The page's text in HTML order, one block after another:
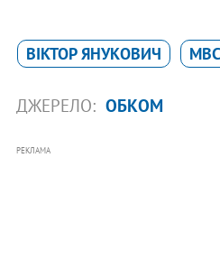
ВІКТОР ЯНУКОВИЧ МВС
ДЖЕРЕЛО: ОБКОМ
РЕКЛАМА